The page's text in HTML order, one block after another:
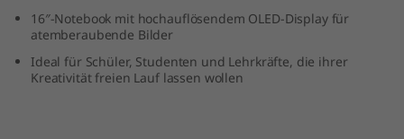
16″-Notebook mit hochauflösendem OLED-Display für
atemberaubende Bilder
Ideal für Schüler, Studenten und Lehrkräfte, die ihrer
Kreativität freien Lauf lassen wollen